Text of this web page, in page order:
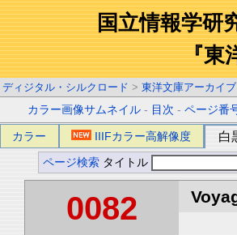
国立情報学研
『東
ディジタル・シルクロード > 東洋文庫アーカイブ
カラー画像サムネイル - 目次 -ページ番
カラー IIIFカラー高解像度 白
ページ検索 タイトル
0082